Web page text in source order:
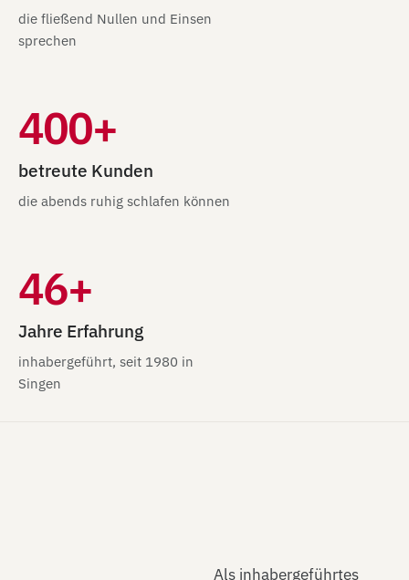
die fließend Nullen und Einsen
sprechen
400+
betreute Kunden
die abends ruhig schlafen können
46+
Jahre Erfahrung
inhabergeführt, seit 1980 in
Singen
Als inhabergeführtes